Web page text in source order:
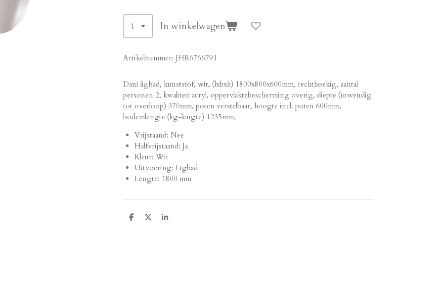
In winkelwagen
Artikelnummer: JHR6766791
Dani ligbad, kunststof, wit, (lxbxh) 1800x800x600mm, rechthoekig, aantal
personen 2, kwaliteit acryl, oppervlaktebescherming overig, diepte (inwendig
tot overloop) 370mm, poten verstelbaar, hoogte incl. poten 600mm,
bodemlengte (lig-lengte) 1235mm,
Vrijstaand: Nee
Halfvrijstaand: Ja
Kleur: Wit
Uitvoering: Ligbad
Lengte: 1800 mm
D
D
S